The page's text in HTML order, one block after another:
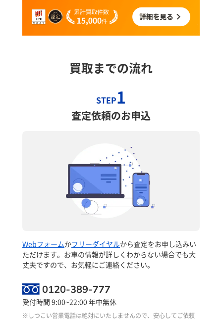
買取までの流れ
STEP1
査定依頼のお申込
Webフォームかフリーダイヤルから査定をお申し込みい
ただけます。お車の情報が詳しくわからない場合でも大
丈夫ですので、お気軽にご連絡ください。
0120-389-777
受付時間 9:00~22:00 年中無休
※しつこい営業電話は絶対にいたしませんので、安心してご依頼